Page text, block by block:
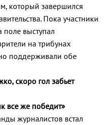
который завершился
Пока участники
поле выступал
на трибунах
поддерживали обе
скоро гол забьет
все же победит»
журналистов встал